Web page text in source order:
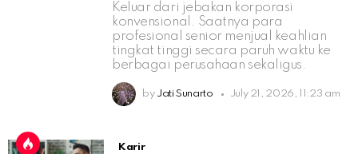
Keluar dari jebakan korporasi
konvensional. Saatnya para
profesional senior menjual keahlian
tingkat tinggi secara paruh waktu ke
berbagai perusahaan sekaligus.
by Jati Sunarto July 21, 2026, 11:23 am
Karir